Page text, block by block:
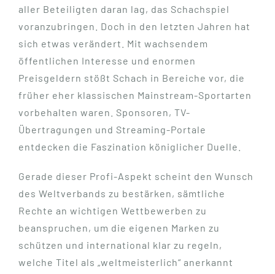
aller Beteiligten daran lag, das Schachspiel
voranzubringen. Doch in den letzten Jahren hat
sich etwas verändert. Mit wachsendem
öffentlichen Interesse und enormen
Preisgeldern stößt Schach in Bereiche vor, die
früher eher klassischen Mainstream-Sportarten
vorbehalten waren. Sponsoren, TV-
Übertragungen und Streaming-Portale
entdecken die Faszination königlicher Duelle.
Gerade dieser Profi-Aspekt scheint den Wunsch
des Weltverbands zu bestärken, sämtliche
Rechte an wichtigen Wettbewerben zu
beanspruchen, um die eigenen Marken zu
schützen und international klar zu regeln,
welche Titel als „weltmeisterlich“ anerkannt